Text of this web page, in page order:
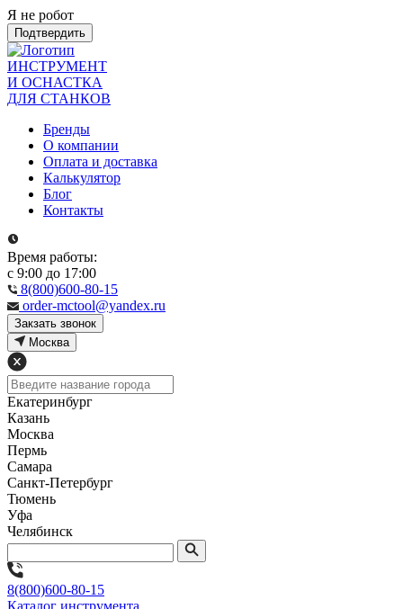
Я не робот
Подтвердить
ИНСТРУМЕНТ
И ОСНАСТКА
ДЛЯ СТАНКОВ
Бренды
О компании
Оплата и доставка
Калькулятор
Блог
Контакты
Время работы:
с 9:00 до 17:00
8(800)600-80-15
order-mctool@yandex.ru
Закзать звонок
Москва
Екатеринбург
Казань
Москва
Пермь
Самара
Санкт-Петербург
Тюмень
Уфа
Челябинск
8(800)600-80-15
Каталог инструмента